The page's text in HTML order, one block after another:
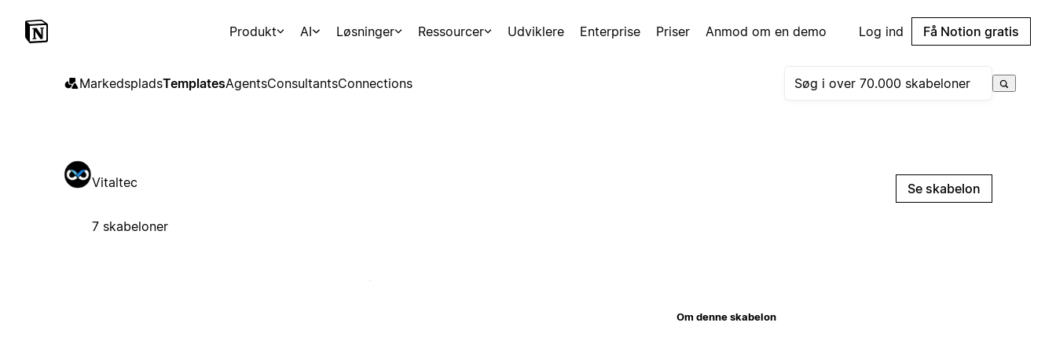
Produkt AI Løsninger Ressourcer Udviklere Enterprise Priser Anmod om en demo Log ind Få Notion gratis
MarkedspladsTemplatesAgentsConsultantsConnections
Vitaltec
7 skabeloner
Se skabelon
Om denne skabelon